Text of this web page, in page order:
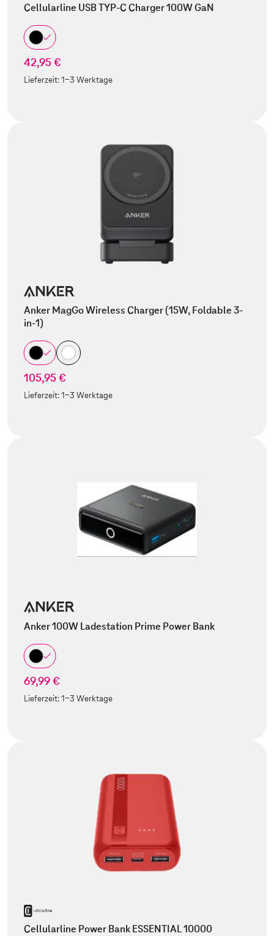
Cellularline USB TYP-C Charger 100W GaN
42,95 €
Lieferzeit:1-3 Werktage
Anker MagGo Wireless Charger (15W, Foldable 3-
in-1)
105,95 €
Lieferzeit:1-3 Werktage
Anker 100W Ladestation Prime Power Bank
69,99 €
Lieferzeit:1-3 Werktage
Cellularline Power Bank ESSENTIAL 10000